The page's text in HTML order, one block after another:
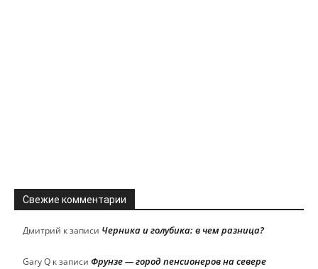
Свежие комментарии
Дмитрий к записи Черника и голубика: в чем разница?
Gary Q к записи Фрунзе — город пенсионеров на севере